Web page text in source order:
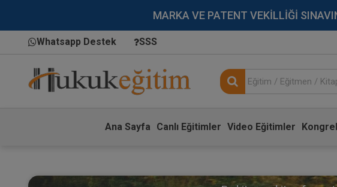
MARKA VE PATENT VEKİLLİĞİ
Whatsapp Destek SSS
Ana Sayfa Canlı Eğitimler Video Eğitimler